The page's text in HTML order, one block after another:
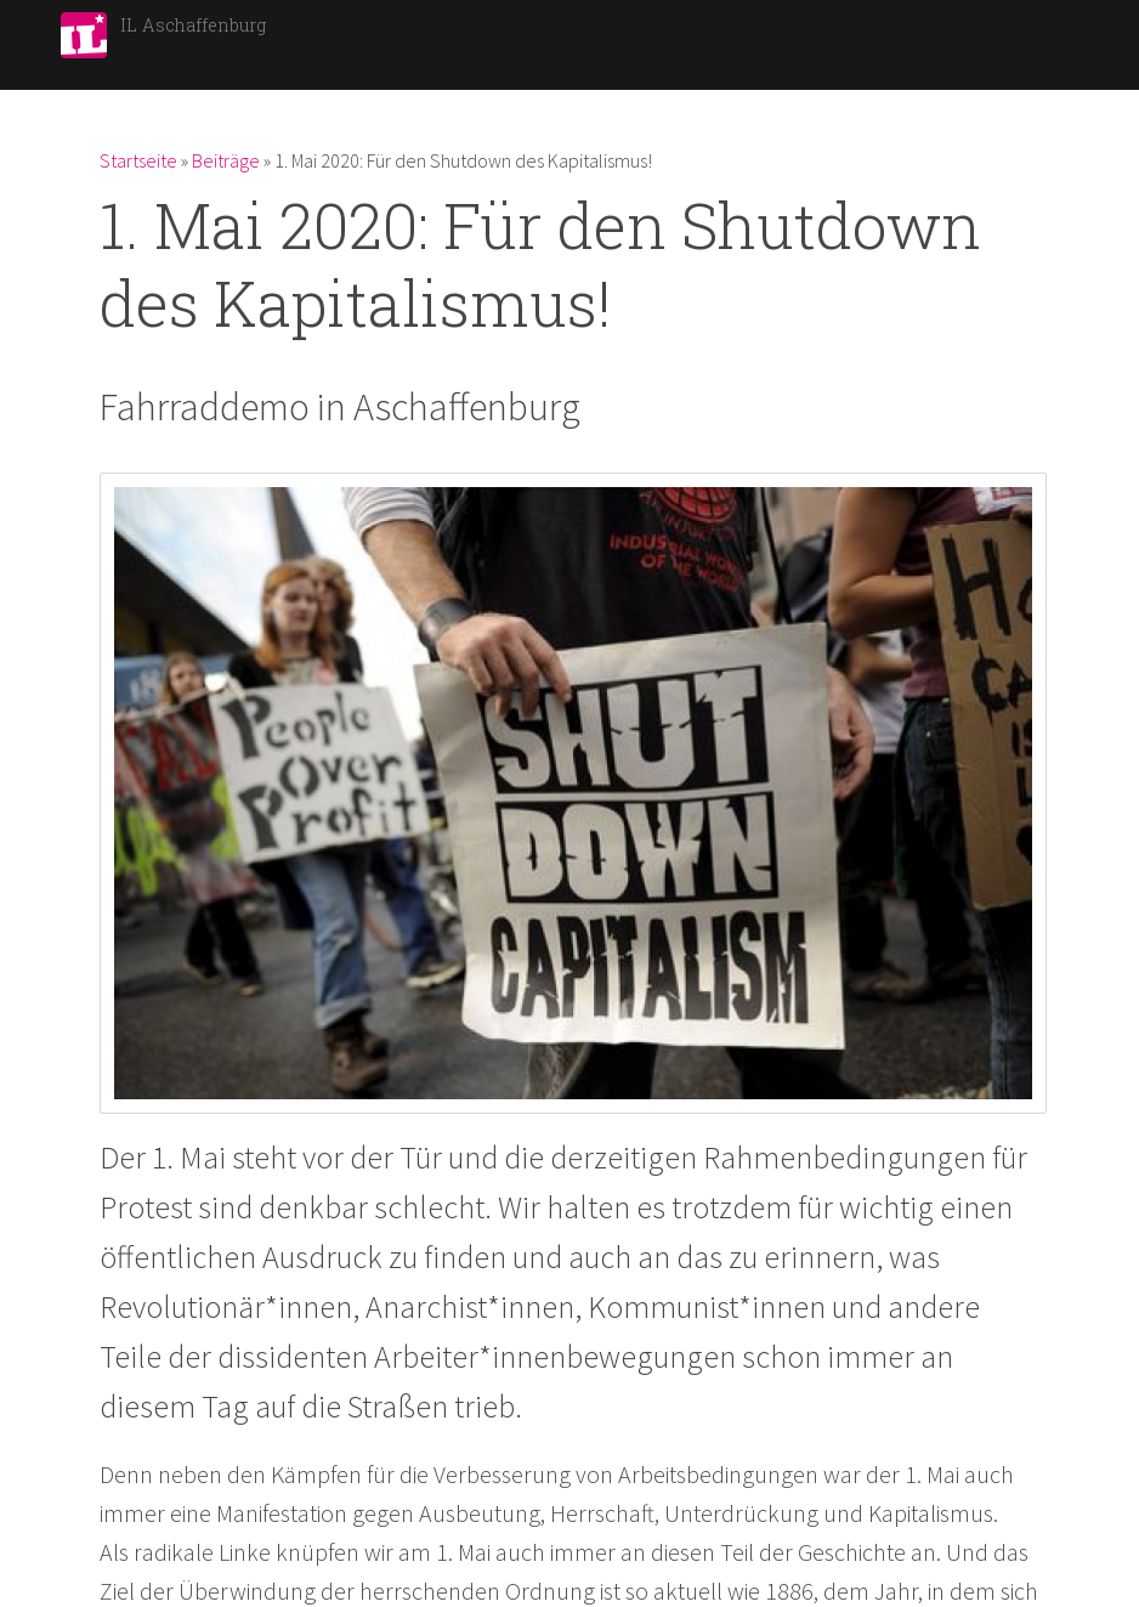
IL Aschaffenburg
Du bist hier
Startseite » Beiträge » 1. Mai 2020: Für den Shutdown des Kapitalismus!
1. Mai 2020: Für den Shutdown
des Kapitalismus!
Fahrraddemo in Aschaffenburg
Der 1. Mai steht vor der Tür und die derzeitigen Rahmenbedingungen für
Protest sind denkbar schlecht. Wir halten es trotzdem für wichtig einen
öffentlichen Ausdruck zu finden und auch an das zu erinnern, was
Revolutionär*innen, Anarchist*innen, Kommunist*innen und andere
Teile der dissidenten Arbeiter*innenbewegungen schon immer an
diesem Tag auf die Straßen trieb.
Denn neben den Kämpfen für die Verbesserung von Arbeitsbedingungen war der 1. Mai auch
immer eine Manifestation gegen Ausbeutung, Herrschaft, Unterdrückung und Kapitalismus.
Als radikale Linke knüpfen wir am 1. Mai auch immer an diesen Teil der Geschichte an. Und das
Ziel der Überwindung der herrschenden Ordnung ist so aktuell wie 1886, dem Jahr, in dem sich